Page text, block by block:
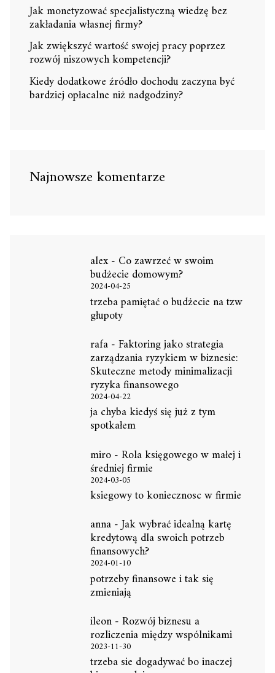
Jak monetyzować specjalistyczną wiedzę bez
zakładania własnej firmy?
Jak zwiększyć wartość swojej pracy poprzez
rozwój niszowych kompetencji?
Kiedy dodatkowe źródło dochodu zaczyna być
bardziej opłacalne niż nadgodziny?
Najnowsze komentarze
alex- Co zawrzeć w swoim
budżecie domowym?
2024-04-25
trzeba pamiętać o budżecie na tzw
głupoty
rafa-Faktoring jako strategia
zarządzania ryzykiem w biznesie:
Skuteczne metody minimalizacji
ryzyka finansowego
2024-04-22
ja chyba kiedyś się już z tym
spotkałem
miro-Rola księgowego w małej i
średniej firmie
2024-03-05
ksiegowy to koniecznosc w firmie
anna-Jak wybrać idealną kartę
kredytową dla swoich potrzeb
finansowych?
2024-01-10
potrzeby finansowe i tak się
zmieniają
ileon-Rozwój biznesu a
rozliczenia między wspólnikami
2023-11-30
trzeba sie dogadywać bo inaczej